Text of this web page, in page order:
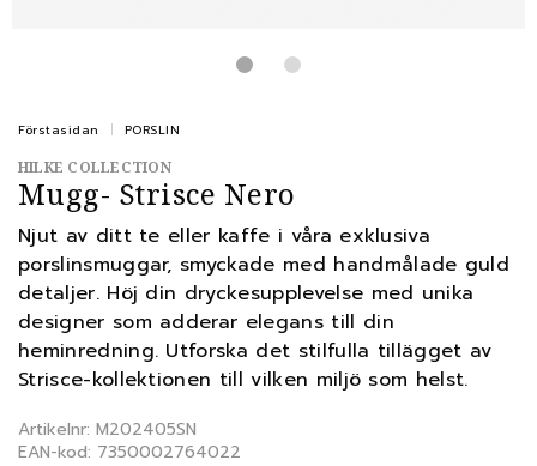
Förstasidan PORSLIN
HILKE COLLECTION
Mugg- Strisce Nero
Njut av ditt te eller kaffe i våra exklusiva
porslinsmuggar, smyckade med handmålade guld
detaljer. Höj din dryckesupplevelse med unika
designer som adderar elegans till din
heminredning. Utforska det stilfulla tillägget av
Strisce-kollektionen till vilken miljö som helst.
Artikelnr: M202405SN
EAN-kod: 7350002764022